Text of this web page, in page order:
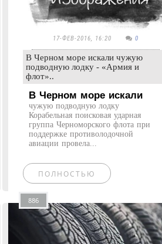
17-ФЕВ-2016, 16:20 0
В Черном море искали чужую
подводную лодку - «Армия и
флот»..
В Черном море искали
чужую подводную лодку
Корабельная поисковая ударная
группа Черноморского флота при
поддержке противолодочной
авиации провела...
ПОЛНОСТЬЮ
886